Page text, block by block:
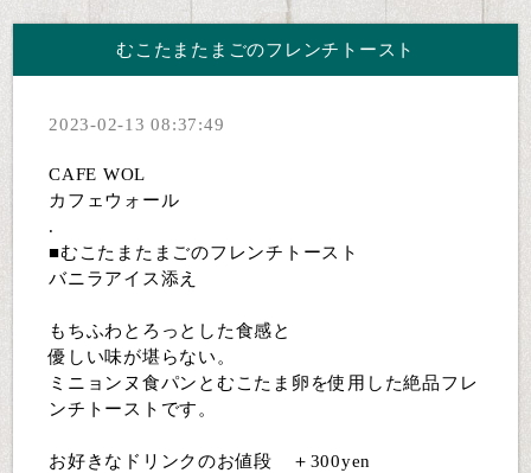
むこたまたまごのフレンチトースト
2023-02-13 08:37:49
CAFE WOL
カフェウォール
.
■むこたまたまごのフレンチトースト
バニラアイス添え
もちふわとろっとした食感と
優しい味が堪らない。
ミニョンヌ食パンとむこたま卵を使用した絶品フレ
ンチトーストです。
お好きなドリンクのお値段 ＋300yen